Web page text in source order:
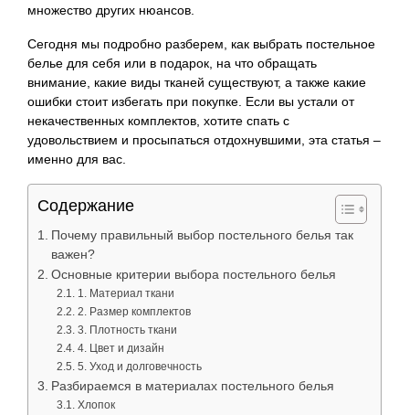
множество других нюансов.
Сегодня мы подробно разберем, как выбрать постельное
белье для себя или в подарок, на что обращать
внимание, какие виды тканей существуют, а также какие
ошибки стоит избегать при покупке. Если вы устали от
некачественных комплектов, хотите спать с
удовольствием и просыпаться отдохнувшими, эта статья –
именно для вас.
Содержание
Почему правильный выбор постельного белья так
важен?
Основные критерии выбора постельного белья
1. Материал ткани
2. Размер комплектов
3. Плотность ткани
4. Цвет и дизайн
5. Уход и долговечность
Разбираемся в материалах постельного белья
Хлопок